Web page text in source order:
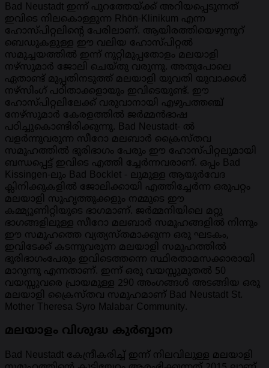
Bad Neustadt ഇന്ന് പുറത്തേയ്ക്ക് അറിയപ്പെടുന്നത്
ഇവിടെ നിലകൊള്ളുന്ന Rhön-Klinikum എന്ന
ഹോസ്പിറ്റലിന്റെ പേരിലാണ്. ആയിരത്തിയെഴുന്നൂറ്
ബെഡുകളുള്ള ഈ വലിയ ഹോസ്പിറ്റൽ
സമുച്ചയത്തിൽ ഇന്ന് നൂറ്റിമുപ്പതോളം മലയാളി
നഴ്സുമാർ ജോലി ചെയ്തു വരുന്നു. അതുപോലെ
ഏതാണ്ട് മുപ്പതിനടുത്ത് മലയാളി യുവതി യുവാക്കൾ
നഴ്സിംഗ് പഠിതാക്കളായും ഇവിടെയുണ്ട്. ഈ
ഹോസ്പിറ്റലിലേക്ക് വരുവാനായി എഴുപത്തഞ്ച്
നേഴ്സുമാർ കേരളത്തിൽ ജർമ്മൻഭാഷ
പഠിച്ചുകൊണ്ടിരിക്കുന്നു. Bad Neustadt- ൽ
വളർന്നുവരുന്ന സീറോ മലബാർ ക്രൈസ്തവ
സമൂഹത്തിൽ ഭൂരിഭാഗം പേരും ഈ ഹോസ്പിറ്റലുമായി
ബന്ധപ്പെട്ട് ഇവിടെ എത്തി ച്ചേർന്നവരാണ്. ഒപ്പം Bad
Kissingen-ലും Bad Bocklet - ലുമുള്ള ആയുർവേദ
ക്ലിനിക്കുകളിൽ ജോലിക്കായി എത്തിച്ചേർന്ന ഒരുപറ്റം
മലയാളി സുഹൃത്തുക്കളും നമ്മുടെ ഈ
കമ്മ്യൂണിറ്റിയുടെ ഭാഗമാണ്. ജർമ്മനിയിലെ മറ്റു
ഭാഗങ്ങളിലുള്ള സീറോ മലബാർ സമൂഹങ്ങളിൽ നിന്നും
ഈ സമൂഹത്തെ വ്യത്യസ്തമാക്കുന്ന ഒരു ഘടകം,
ഇവിടേക്ക് കടന്നുവരുന്ന മലയാളി സമൂഹത്തിൽ
ഭൂരിഭാഗംപേരും ഇവിടെത്തന്നെ സ്ഥിരതാമസക്കാരായി
മാറുന്നു എന്നതാണ്. ഇന്ന് ഒരു വയസ്സുമുതൽ 50
വയസ്സുവരെ പ്രായമുള്ള 290 അംഗങ്ങൾ അടങ്ങിയ ഒരു
മലയാളി ക്രൈസ്തവ സമൂഹമാണ് Bad Neustadt St.
Mother Theresa Syro Malabar Community.
മലയാളം വിശുദ്ധ കുർബ്ബാന
Bad Neustadt കേന്ദ്രീകരിച്ച് ഇന്ന് നിലവിലുള്ള മലയാളി